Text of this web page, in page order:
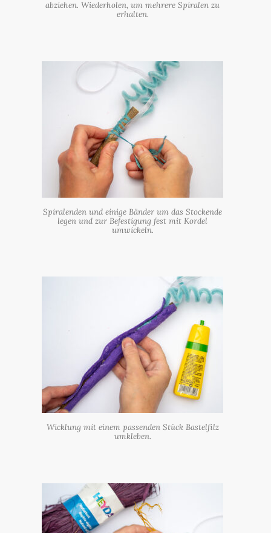
abziehen. Wiederholen, um mehrere Spiralen zu
erhalten.
Spiralenden und einige Bänder um das Stockende
legen und zur Befestigung fest mit Kordel
umwickeln.
Wicklung mit einem passenden Stück Bastelfilz
umkleben.